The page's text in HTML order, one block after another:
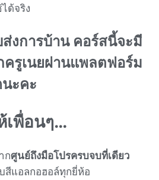
ด้จริง
งการบ้านคอร์สนี้จะมี
ครูเนยผ่านแพลตฟอร์ม
ะคะ
เพื่อนๆ…
กศูนย์ถึงมือโปรครบจบที่เดียว
สีแอลกอฮอล์ทุกยี่ห้อ